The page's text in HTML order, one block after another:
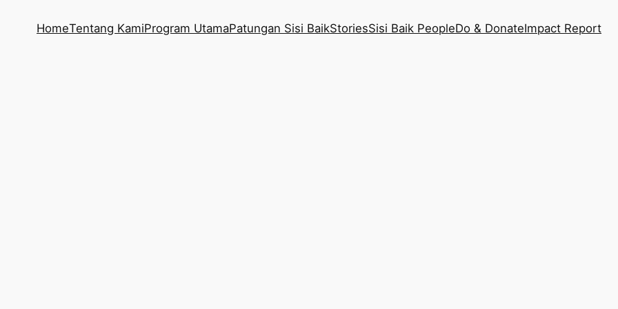
HomeTentang KamiProgram UtamaPatungan Sisi BaikStoriesSisi Baik PeopleDo & DonateImpact Report